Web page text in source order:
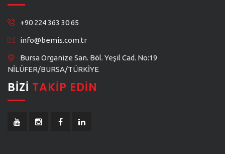
+90 224 363 30 65
info@bemis.com.tr
Bursa Organize San. Böl. Yeşil Cad. No:19
NİLÜFER/BURSA/TÜRKİYE
BIZI TAKIP EDIN